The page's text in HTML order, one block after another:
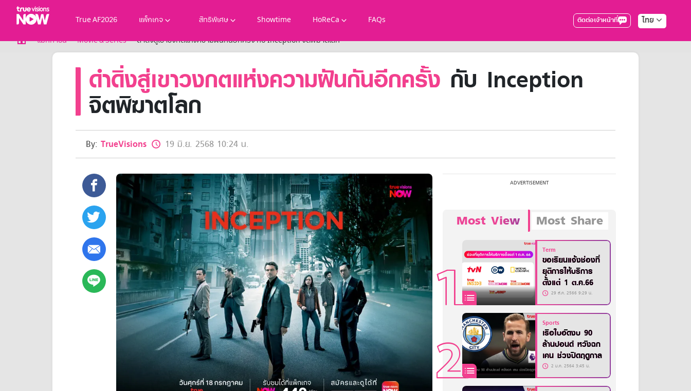
True AF2026 แพ็กเกจ สิทธิพิเศษ Showtime HoReCa FAQs ติดต่อเจ้าหน้าที่ ไทย
True AF2026
แพ็กเกจ
NOW SPORTS
NOW BUNDLES
NOW Muay Thai
แพ็กเกจทรูวิชันส์นาวทั้งหมด
เคเบิลและจานดาวเทียม
แพ็กเกจสำหรับผู้ประกอบการ
แม็กกาซีน Movie & Series ดำดิ่งสู่เขาวงกตแห่งความฝันกันอีกครั้ง กับ Inception จิตพิฆาตโลก
ดำดิ่งสู่เขาวงกตแห่งความฝันกันอีกครั้ง กับ Inception
จิตพิฆาตโลก
By: TrueVisions 19 มิ.ย. 2568 10:24 น.
Most View Most Share
Term
ขอเรียนแจ้งช่องที่
ยุติการให้บริการ
ตั้งแต่ 1 ต.ค.66
29 ส.ค. 2566 9:29 น.
Sports
เรือใบอัดงบ 90
ล้านปอนด์ หวังฉก
เคน ช่วงปิดฤดูกาล
2 ม.ค. 2564 3:45 น.